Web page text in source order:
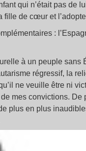
qui n’était pas de
de cœur et
:
à un peuple sans
régressif, la
ne veuille être ni
mes convictions. De
plus en plus